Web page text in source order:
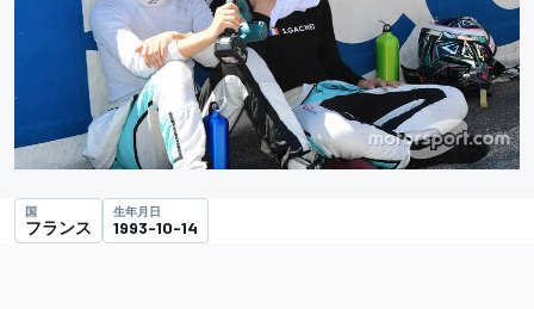
国
フランス
生年月日
1993-10-14